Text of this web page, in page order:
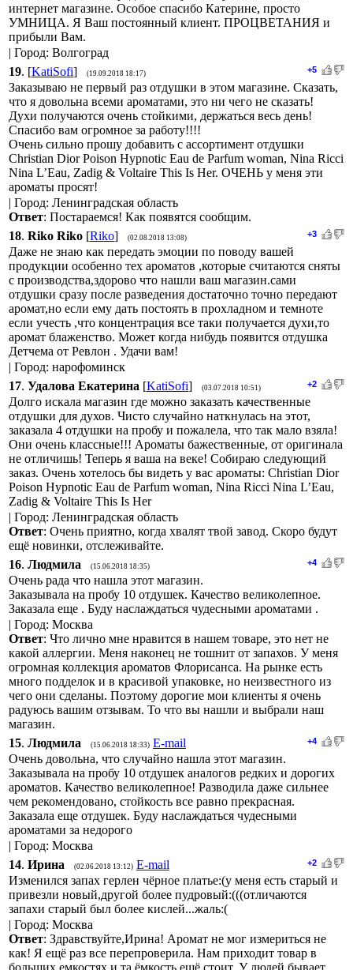
интернет магазине. Особое спасибо Катерине, просто
УМНИЦА. Я Ваш постоянный клиент. ПРОЦВЕТАНИЯ и
прибыли Вам.
| Город: Волгоград
+5
19. [KatiSofi] (19.09.2018 18:17)
Заказываю не первый раз отдушки в этом магазине. Сказать,
что я довольна всеми ароматами, это ни чего не сказать!
Духи получаются очень стойкими, держаться весь день!
Спасибо вам огромное за работу!!!!
Очень сильно прошу добавить с ассортимент отдушки
Christian Dior Poison Hypnotic Eau de Parfum woman, Nina Ricci
Nina L’Eau, Zadig & Voltaire This Is Her. ОЧЕНЬ у меня эти
ароматы просят!
| Город: Ленинградская область
Ответ: Постараемся! Как появятся сообщим.
+3
18. Riko Riko [Riko] (02.08.2018 13:08)
Даже не знаю как передать эмоции по поводу вашей
продукции особенно тех ароматов ,которые считаются сняты
с производства,здорово что нашли ваш магазин.сами
отдушки сразу после разведения достаточно точно передают
аромат,но если ему дать постоять в прохладном и темноте
если учесть ,что концентрация все таки получается духи,то
аромат блаженство. Может когда нибудь появится отдушка
Детчема от Ревлон . Удачи вам!
| Город: нарофоминск
+2
17. Удалова Екатерина [KatiSofi] (03.07.2018 10:51)
Долго искала магазин где можно заказать качественные
отдушки для духов. Чисто случайно наткнулась на этот,
заказала 4 отдушки на пробу и пожалела, что так мало взяла!
Они очень классные!!! Ароматы бажественные, от оригинала
не отличишь! Теперь я ваша на веке! Собираю следующий
заказ. Очень хотелось бы видеть у вас ароматы: Christian Dior
Poison Hypnotic Eau de Parfum woman, Nina Ricci Nina L’Eau,
Zadig & Voltaire This Is Her
| Город: Ленинградская область
Ответ: Очень приятно, когда хвалят твой завод. Скоро будут
ещё новинки, отслеживайте.
+4
16. Людмила (15.06.2018 18:35)
Очень рада что нашла этот магазин.
Заказывала на пробу 10 отдушек. Качество великолепное.
Заказала еще . Буду наслаждаться чудесными ароматами .
| Город: Москва
Ответ: Что лично мне нравится в нашем товаре, это нет не
какой аллергии. Меня наконец не тошнит от запахов. У меня
огромная коллекция ароматов Флорисанса. На рынке есть
много подделок и в красивой упаковке, но неизвестного из
чего они сделаны. Поэтому дорогие мои клиенты я очень
радуюсь вашим отзывам. То что вы нашли и выбрали наш
магазин.
+4
15. Людмила (15.06.2018 18:33) E-mail
Очень довольна, что случайно нашла этот магазин.
Заказывала на пробу 10 отдушек аналогов редких и дорогих
ароматов. Качество великолепное! Разводила даже сильнее
чем рекомендовано, стойкость все равно прекрасная.
Заказала еще отдушек. Буду наслаждаться чудесными
ароматами за недорого
| Город: Москва
+2
14. Ирина (02.06.2018 13:12) E-mail
Изменился запах герлен чёрное платье:(у меня есть старый и
привезли новый,другой более пудровый:(((отличаются
запахи старый был более кислей...жаль:(
| Город: Москва
Ответ: Здравствуйте,Ирина! Аромат не мог измериться не
как! Я ещё раз все перепроверила. Нам приходит товар в
больших емкостях и та ёмкость ещё стоит. У людей бывает